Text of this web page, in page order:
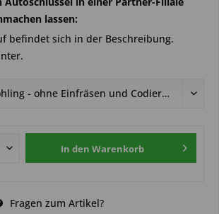
lassen:
befindet sich in der Beschreibung.
In den Warenkorb
Fragen zum Artikel?